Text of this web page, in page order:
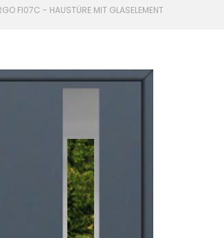
FI07C - HAUSTÜRE MIT GLASELEMENT